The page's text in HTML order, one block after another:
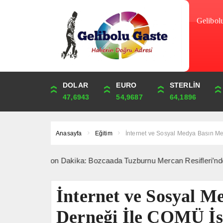
DOLAR
47,6943
EURO
54,9687
STERLİN
64,1896
ONS
4,249,44
ALTIN
6,517,63
ÇEYREK
10,656,33
Anasayfa Eğitim İnternet ve Sosyal Medya Basın
Son Dakika: Bozcaada Tuzburnu Mercan Resifleri’nde 180
İnternet ve Sosyal
Derneği İle ÇOMÜ